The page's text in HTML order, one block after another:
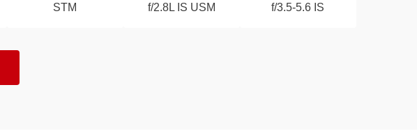
STM
f/2.8L IS USM
f/3.5‑5.6 IS